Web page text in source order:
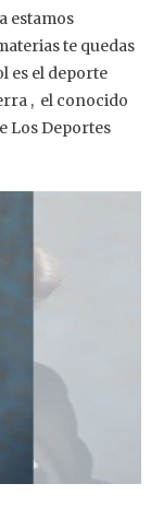
estamos
te quedas
es el deporte
, el conocido
Los Deportes